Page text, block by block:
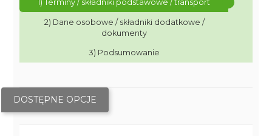
1) Terminy / składniki podstawowe / transport
2) Dane osobowe / składniki dodatkowe /
dokumenty
3) Podsumowanie
DOSTĘPNE OPCJE